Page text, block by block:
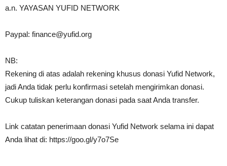
a.n. YAYASAN YUFID NETWORK
Paypal: finance@yufid.org
NB:
Rekening di atas adalah rekening khusus donasi Yufid Network,
jadi Anda tidak perlu konfirmasi setelah mengirimkan donasi.
Cukup tuliskan keterangan donasi pada saat Anda transfer.
Link catatan penerimaan donasi Yufid Network selama ini dapat
Anda lihat di: https://goo.gl/y7o7Se